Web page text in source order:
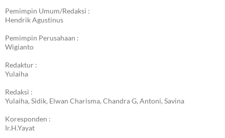
Pemimpin Umum/Redaksi :
Hendrik Agustinus
Pemimpin Perusahaan :
Wigianto
Redaktur :
Yulaiha
Redaksi :
Yulaiha, Sidik, Elwan Charisma, Chandra G, Antoni, Savina
Koresponden :
Ir.H.Yayat